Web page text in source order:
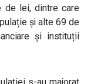
de lei, dintre care
și alte 69 de
și instituții